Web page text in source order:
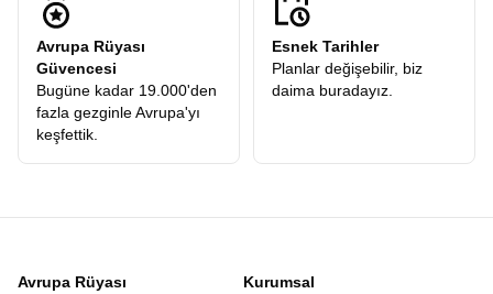
Avrupa Rüyası
Güvencesi
Bugüne kadar 19.000'den
fazla gezginle Avrupa'yı
keşfettik.
Esnek Tarihler
Planlar değişebilir, biz
daima buradayız.
Avrupa Rüyası
Kurumsal